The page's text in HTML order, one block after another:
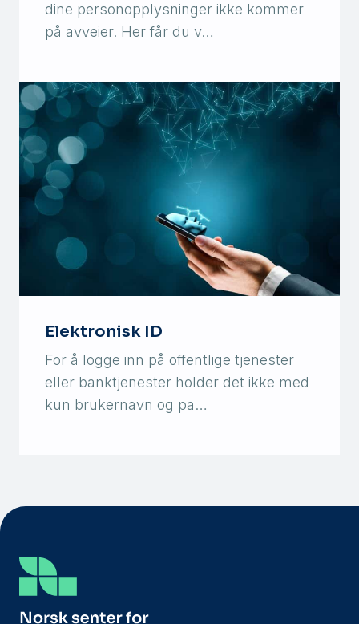
dine personopplysninger ikke kommer
på avveier. Her får du v…
Elektronisk ID
For å logge inn på offentlige tjenester
eller banktjenester holder det ikke med
kun brukernavn og pa…